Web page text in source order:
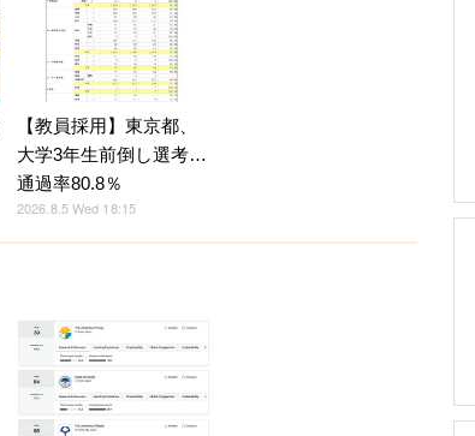
【教員採用】東京都、
大学3年生前倒し選考…
通過率80.8％
2026.8.5 Wed 18:15